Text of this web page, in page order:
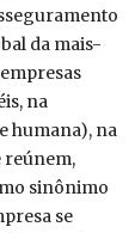
da mais-
na
humana), na
reúnem,
sinônimo
se